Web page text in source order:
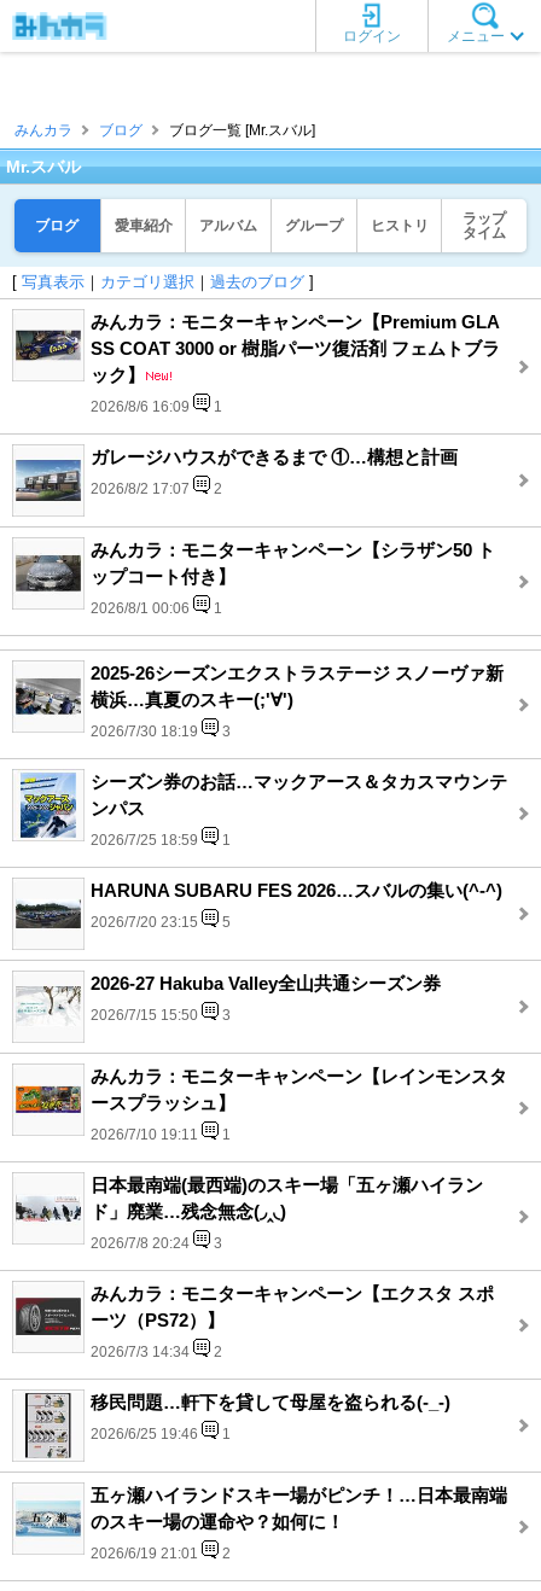
メニュー
ログイン
みんカラ ブログ ブログ一覧 [Mr.スバル]
Mr.スバル
ブログ 愛車紹介 アルバム グループ ヒストリ
ラップ
タイム
[ 写真表示 ｜ カテゴリ選択 ｜ 過去のブログ ]
みんカラ：モニターキャンペーン【Premium GLA
SS COAT 3000 or 樹脂パーツ復活剤 フェムトブラ
ック】
2026/8/6 16:09 1
ガレージハウスができるまで ①…構想と計画
2026/8/2 17:07 2
みんカラ：モニターキャンペーン【シラザン50 ト
ップコート付き】
2026/8/1 00:06 1
2025-26シーズンエクストラステージ スノーヴァ新
横浜…真夏のスキー(;'∀')
2026/7/30 18:19 3
シーズン券のお話…マックアース＆タカスマウンテ
ンパス
2026/7/25 18:59 1
HARUNA SUBARU FES 2026…スバルの集い(^-^)
2026/7/20 23:15 5
2026-27 Hakuba Valley全山共通シーズン券
2026/7/15 15:50 3
みんカラ：モニターキャンペーン【レインモンスタ
ースプラッシュ】
2026/7/10 19:11 1
日本最南端(最西端)のスキー場「五ヶ瀬ハイラン
ド」廃業…残念無念(◞‸◟)
2026/7/8 20:24 3
みんカラ：モニターキャンペーン【エクスタ スポ
ーツ（PS72）】
2026/7/3 14:34 2
移民問題…軒下を貸して母屋を盗られる(-_-)
2026/6/25 19:46 1
五ヶ瀬ハイランドスキー場がピンチ！…日本最南端
のスキー場の運命や？如何に！
2026/6/19 21:01 2